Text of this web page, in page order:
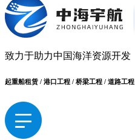
致力于助力中国海洋资源开发
起重船租赁 / 港口工程 / 桥梁工程 / 道路工程